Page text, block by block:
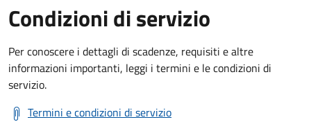
Condizioni di servizio
Per conoscere i dettagli di scadenze, requisiti e altre
informazioni importanti, leggi i termini e le condizioni di
servizio.
Termini e condizioni di servizio